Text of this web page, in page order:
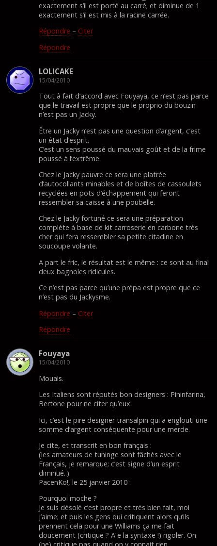
exactement s’il est porté au carré; et diminue de 1
exactement s’il est mis à la racine carrée.
Répondre – Citer
Répondre
LOLICAKE
15/04/2010
Tout à fait d’accord avec Fouyaya, ce n’est pas parce
que le travail est propre que le proprio du bouzin
n’est pas un Jacky.
Être un Jacky n’est pas une question d’argent, c’est
un état d’esprit.
C’est un sens poussé du mauvais goût et de la frime
poussé à l’extrême.
Chez le Jacky pauvre ce sera une platrée
d’autocollants minables et de boîtes de cassoulets
recyclées en pots d’échappement qui feront
ressembler sa caisse à une poubelle.
Chez le Jacky fortuné ce sera une préparation
complète à base de kit carroserie en carbone très
cher qui fera ressembler sa petite citadine en
soucoupe volante.
A part le fric, le résultat est le même : ce sont au final
deux bagnoles ridicules.
Ce n’est pas parce qu’une prépa est propre que ce
n’est pas du Jackysme.
Répondre – Citer
Répondre
Fouyaya
15/04/2010
Mouais.
Les Italiens sont réputés bon designers : Pininfarina,
Bertone pour ne citer qu’eux.
Ici, c’est le pire designer transalpin qui a englouti une
somme d’argent conséquente pour une merde.
Je cite, et transcrit en bon français :
(les amateurs de tuninge sont fâchés avec le
Français, je remarque; c’est signe d’un esprit
diminué..)
PacenKo!, le 25 janvier 2010 :
Pourquoi moche ?
Je suis désolé c’est propre et très bien fait, moi
j’aime; et puis les gens qui critiquent alors qu’ils
prennent cela pour une Williams ça me fait
doucement (critique ? Aïe la syntaxe !) rigoler. On